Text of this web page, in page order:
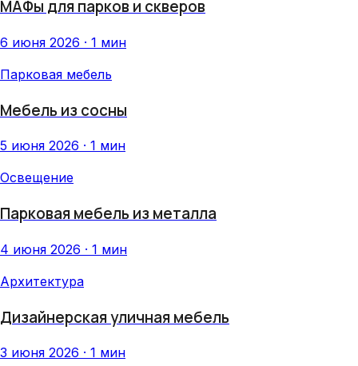
МАФы для парков и скверов
6 июня 2026 · 1 мин
Парковая мебель
Мебель из сосны
5 июня 2026 · 1 мин
Освещение
Парковая мебель из металла
4 июня 2026 · 1 мин
Архитектура
Дизайнерская уличная мебель
3 июня 2026 · 1 мин